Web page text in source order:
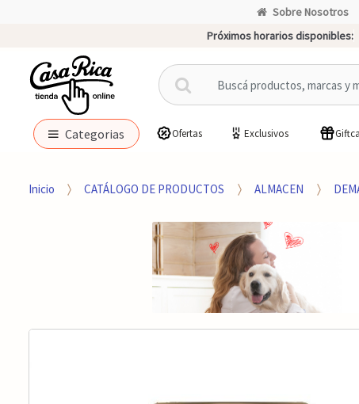
Sobre Nosotros
Próximos horarios disponibles:
B
u
c
p
r
:
Categorias Ofertas Exclusivos
Inicio CATÁLOGO DE PRODUCTOS ALMACEN